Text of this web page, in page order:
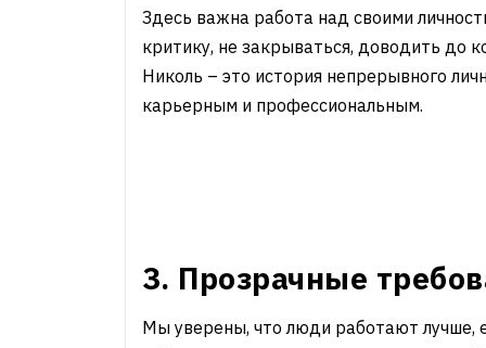
Здесь важна работа над своими
критику, не закрываться, доводить до
Николь – это история непрерывного
карьерным и профессиональным.
3. Прозрачные
Мы уверены, что люди работают лучше,